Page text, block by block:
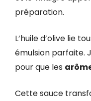
préparation.
L’huile d’olive lie
émulsion parfaite.
pour que les
Cette sauce